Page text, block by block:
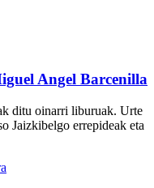
Angel Barcenilla
ditu oinarri liburuak. Urte
Jaizkibelgo errepideak eta